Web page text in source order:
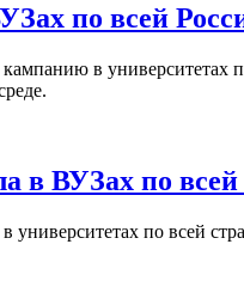
по всей
в
в ВУЗах по всей
по всей